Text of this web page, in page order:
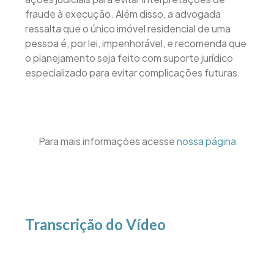
fraude à execução. Além disso, a advogada
ressalta que o único imóvel residencial de uma
pessoa é, por lei, impenhorável, e recomenda que
o planejamento seja feito com suporte jurídico
especializado para evitar complicações futuras.
Para mais informações acessenossa página
Transcrição do Vídeo